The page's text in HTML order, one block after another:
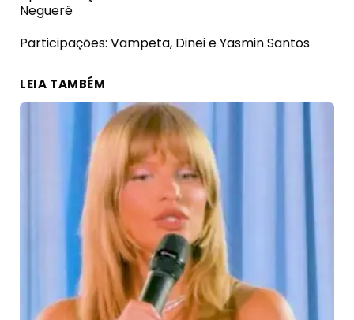
Neguerê
Participações: Vampeta, Dinei e Yasmin Santos
LEIA TAMBÉM